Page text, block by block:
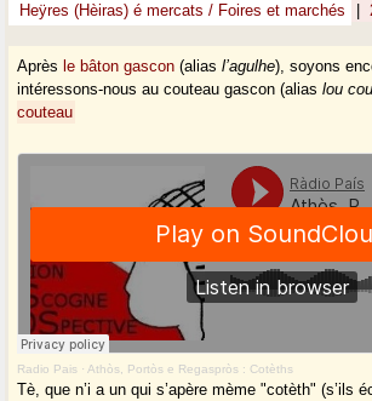
Heÿres (Hèiras) é mercats / Foires et marchés
Après le bâton gascon (aliasl’agulhe), soyons
intéressons-nous au couteau gascon (aliaslou
couteau
Radio Pais · Athòs, Portòs e Regaspròs : Cotèths
Tè, que n’i a un qui s’apère mème "cotèth" (s’ils